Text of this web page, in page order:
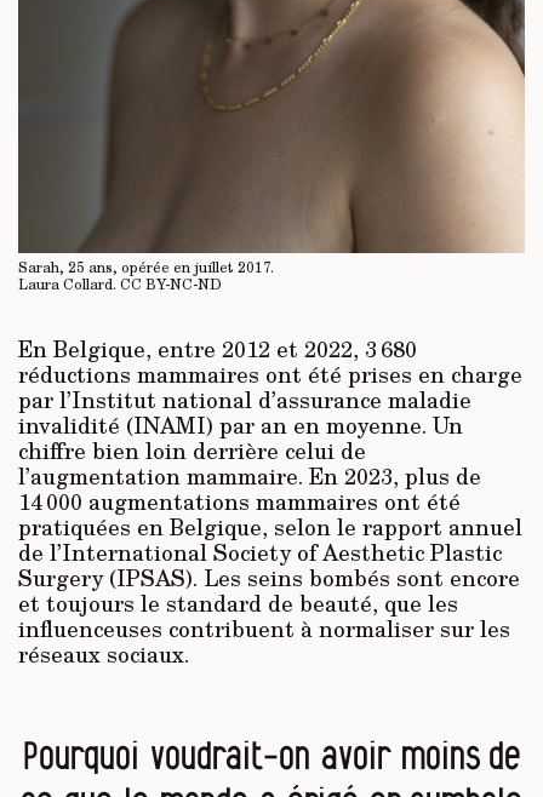
Sarah, 25 ans, opérée en juillet 2017.
Laura Collard. CC BY-NC-ND
En Belgique, entre 2012 et 2022, 3 680
réductions mammaires ont été prises en charge
par l’Institut national d’assurance maladie
invalidité (INAMI) par an en moyenne. Un
chiffre bien loin derrière celui de
l’augmentation mammaire. En 2023, plus de
14 000 augmentations mammaires ont été
pratiquées en Belgique, selon le rapport annuel
de l’International Society of Aesthetic Plastic
Surgery (IPSAS). Les seins bombés sont encore
et toujours le standard de beauté, que les
influenceuses contribuent à normaliser sur les
réseaux sociaux.
Pourquoi voudrait-on avoir moins de